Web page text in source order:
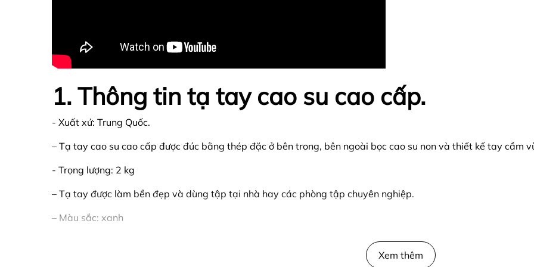
1. Thông tin tạ tay cao su cao cấp.
- Xuất xứ: Trung Quốc.
– Tạ tay cao su cao cấp được đúc bằng thép đặc ở bên trong, bên ngoài bọc cao su non và thiết kế tay cầm
- Trọng lượng: 2 kg
– Tạ tay được làm bền đẹp và dùng tập tại nhà hay các phòng tập chuyên nghiệp.
– Màu sắc: xanh
– Tạ tay dùng cho các bài tập giúp làm săn chắc cơ tay, phù hợp sử dụng cho các bài tập thể dục hoặc tập
Xem thêm